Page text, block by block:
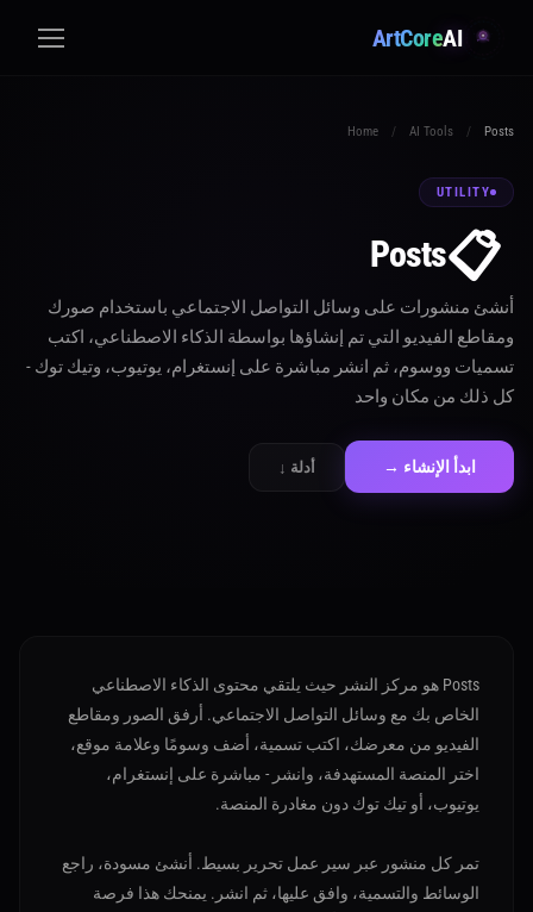
ArtCoreAI
Home / AI Tools / Posts
UTILITY
📋
Posts
أنشئ منشورات على وسائل التواصل الاجتماعي باستخدام صورك
ومقاطع الفيديو التي تم إنشاؤها بواسطة الذكاء الاصطناعي، اكتب
تسميات ووسوم، ثم انشر مباشرة على إنستغرام، يوتيوب، وتيك توك -
كل ذلك من مكان واحد
ابدأ الإنشاء → أدلة ↓
Posts هو مركز النشر حيث يلتقي محتوى الذكاء الاصطناعي
الخاص بك مع وسائل التواصل الاجتماعي. أرفق الصور ومقاطع
الفيديو من معرضك، اكتب تسمية، أضف وسومًا وعلامة موقع،
اختر المنصة المستهدفة، وانشر - مباشرة على إنستغرام،
يوتيوب، أو تيك توك دون مغادرة المنصة.
تمر كل منشور عبر سير عمل تحرير بسيط. أنشئ مسودة، راجع
الوسائط والتسمية، وافق عليها، ثم انشر. يمنحك هذا فرصة